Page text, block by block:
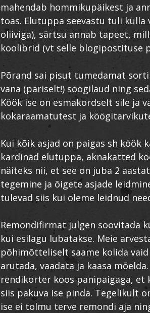
mahendab hommikupäikest ja
toas. Elutuppa seevastu tuli külla
oliiviga), särtsu annab tapeet,
koolibrid (vt selle blogipostituse
Põrand sai pisut tumedamat
vana (päriselt!) söögilaud ning
Köök ise on esmakordselt sile ja
kokaraamatutest ja
Kui kõik asjad on paigas sh köök
kardinad elutuppa, aknakatted
näiteks nii, et see on juba 2
tegemine ja õigete asjade
tulevad siis kui oleme leidnud
Remondifirmat julgen soovitada
kui esilagu lubatakse. Meie
põhimõtteliselt saame kolida
arutada, vaadata ja kaasa
rendikorter koos panipaigaga, et
siis pakuva ise pinda. Tegelikult
ise ei tolmu terve remondi aja